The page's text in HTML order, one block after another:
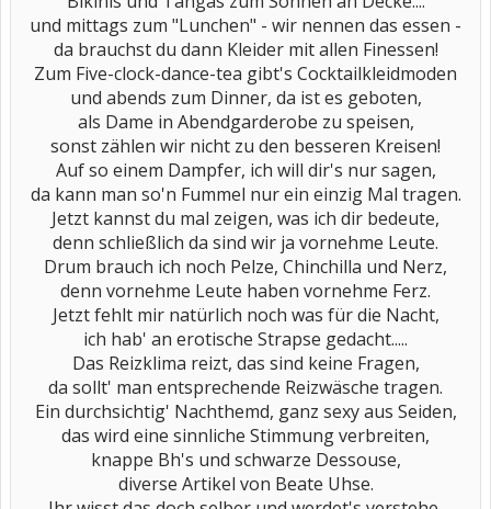
und mittags zum "Lunchen" - wir nennen das essen -
da brauchst du dann Kleider mit allen Finessen!
Zum Five-clock-dance-tea gibt's Cocktailkleidmoden
und abends zum Dinner, da ist es geboten,
als Dame in Abendgarderobe zu speisen,
sonst zählen wir nicht zu den besseren Kreisen!
Auf so einem Dampfer, ich will dir's nur sagen,
da kann man so'n Fummel nur ein einzig Mal tragen.
Jetzt kannst du mal zeigen, was ich dir bedeute,
denn schließlich da sind wir ja vornehme Leute.
Drum brauch ich noch Pelze, Chinchilla und Nerz,
denn vornehme Leute haben vornehme Ferz.
Jetzt fehlt mir natürlich noch was für die Nacht,
ich hab' an erotische Strapse gedacht.....
Das Reizklima reizt, das sind keine Fragen,
da sollt' man entsprechende Reizwäsche tragen.
Ein durchsichtig' Nachthemd, ganz sexy aus Seiden,
das wird eine sinnliche Stimmung verbreiten,
knappe Bh's und schwarze Dessouse,
diverse Artikel von Beate Uhse.